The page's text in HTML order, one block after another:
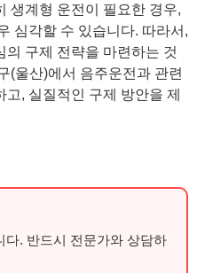
생계형 운전이 필요한 경우,
심각할 수 있습니다. 따라서,
의 구제 전략을 마련하는 것
(울산)에서 음주운전과 관련
, 실질적인 구제 방안을 제
다. 반드시 전문가와 상담하